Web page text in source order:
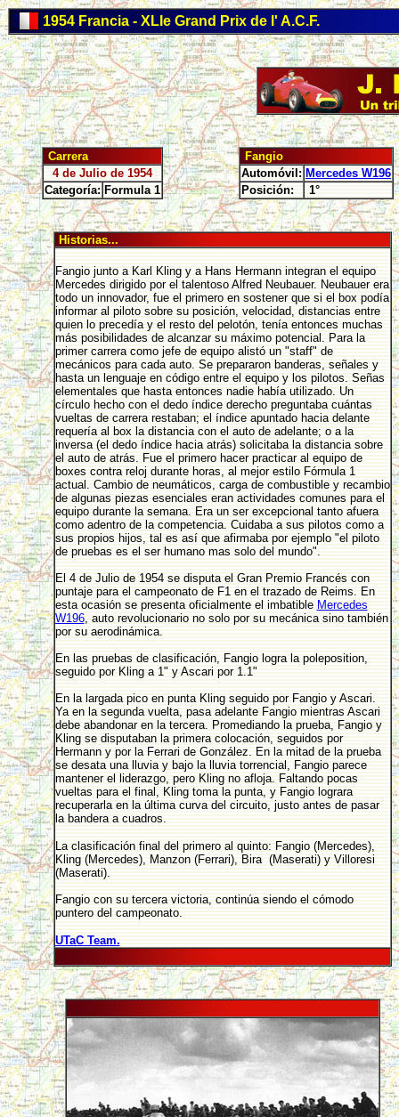
1954 Francia - XLIe Grand Prix de l' A.C.F.
Carrera
4 de Julio de 1954
Categoría: Formula 1
Fangio
Automóvil: Mercedes W196
Posición:
1°
Historias...
Fangio junto a Karl Kling y a Hans Hermann integran el equipo
Mercedes dirigido por el talentoso Alfred Neubauer. Neubauer era
todo un innovador, fue el primero en sostener que si el box podía
informar al piloto sobre su posición, velocidad, distancias entre
quien lo precedía y el resto del pelotón, tenía entonces muchas
más posibilidades de alcanzar su máximo potencial. Para la
primer carrera como jefe de equipo alistó un "staff" de
mecánicos para cada auto. Se prepararon banderas, señales y
hasta un lenguaje en código entre el equipo y los pilotos. Señas
elementales que hasta entonces nadie había utilizado. Un
círculo hecho con el dedo índice derecho preguntaba cuántas
vueltas de carrera restaban; el índice apuntado hacia delante
requería al box la distancia con el auto de adelante; o a la
inversa (el dedo índice hacia atrás) solicitaba la distancia sobre
el auto de atrás. Fue el primero hacer practicar al equipo de
boxes contra reloj durante horas, al mejor estilo Fórmula 1
actual. Cambio de neumáticos, carga de combustible y recambio
de algunas piezas esenciales eran actividades comunes para el
equipo durante la semana. Era un ser excepcional tanto afuera
como adentro de la competencia. Cuidaba a sus pilotos como a
sus propios hijos, tal es así que afirmaba por ejemplo "el piloto
de pruebas es el ser humano mas solo del mundo".
El 4 de Julio de 1954 se disputa el Gran Premio Francés con
puntaje para el campeonato de F1 en el trazado de Reims. En
esta ocasión se presenta oficialmente el imbatible Mercedes
W196, auto revolucionario no solo por su mecánica sino también
por su aerodinámica.
En las pruebas de clasificación, Fangio logra la poleposition,
seguido por Kling a 1" y Ascari por 1.1"
En la largada pico en punta Kling seguido por Fangio y Ascari.
Ya en la segunda vuelta, pasa adelante Fangio mientras Ascari
debe abandonar en la tercera. Promediando la prueba, Fangio y
Kling se disputaban la primera colocación, seguidos por
Hermann y por la Ferrari de González. En la mitad de la prueba
se desata una lluvia y bajo la lluvia torrencial, Fangio parece
mantener el liderazgo, pero Kling no afloja. Faltando pocas
vueltas para el final, Kling toma la punta, y Fangio lograra
recuperarla en la última curva del circuito, justo antes de pasar
la bandera a cuadros.
La clasificación final del primero al quinto: Fangio (Mercedes),
Kling (Mercedes), Manzon (Ferrari), Bira (Maserati) y Villoresi
(Maserati).
Fangio con su tercera victoria, continúa siendo el cómodo
puntero del campeonato.
UTaC Team.